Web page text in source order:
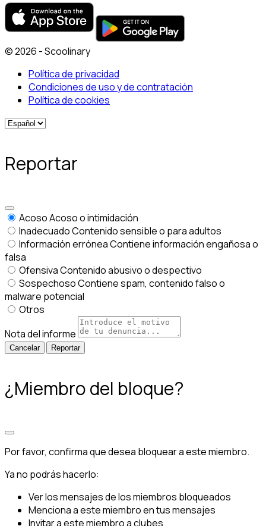
© 2026 - Scoolinary
Política de privacidad
Condiciones de uso y de contratación
Política de cookies
Reportar
AcosoAcoso o intimidación
InadecuadoContenido sensible o para adultos
Información erróneaContiene información engañosa o
falsa
OfensivaContenido abusivo o despectivo
SospechosoContiene spam, contenido falso o
malware potencial
Otros
Nota del informe
Reportar
¿Miembro del bloque?
Por favor, confirma que desea bloquear a este miembro.
Ya no podrás hacerlo:
Ver los mensajes de los miembros bloqueados
Menciona a este miembro en tus mensajes
Invitar a este miembro a clubes